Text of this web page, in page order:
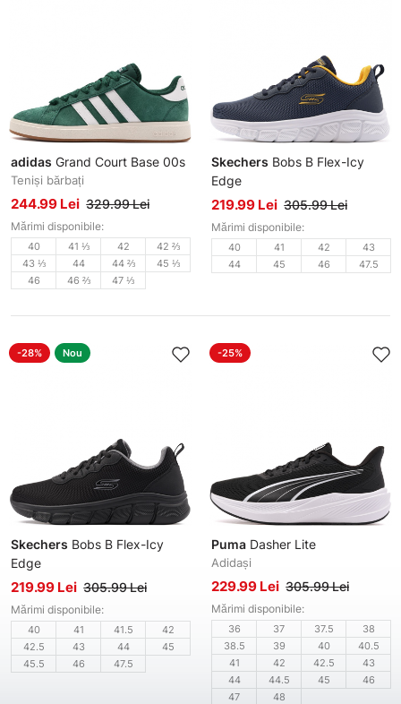
adidas Grand Court Base 00s
Teniși bărbați
244.99 Lei 329.99 Lei
Mărimi disponibile:
40 41 ⅓ 42
42 ⅔
43 ⅓
44 44 ⅔
45 ⅓
46
46 ⅔ 47 ⅓
Skechers Bobs B Flex-Icy
Edge
Adidași bărbați
219.99 Lei 305.99 Lei
Mărimi disponibile:
40 41 42
43
44
45 46 47.5
-28% Nou
Skechers Bobs B Flex-Icy
Edge
Adidași bărbați
219.99 Lei 305.99 Lei
Mărimi disponibile:
40 41 41.5
42
42.5
43 44
45
45.5
46 47.5
-25%
Puma Dasher Lite
Adidași
229.99 Lei 305.99 Lei
Mărimi disponibile:
36 37 37.5
38
38.5
39 40
40.5
41
42 42.5
43
44
44.5 45
46
47
48